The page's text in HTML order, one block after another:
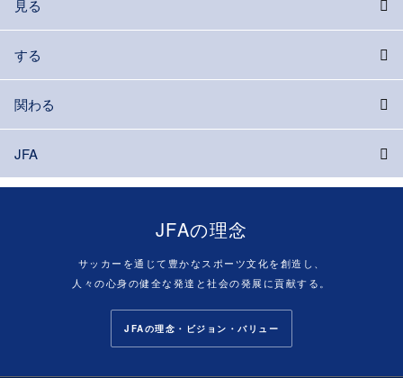
見る
する
関わる
JFA
JFAの理念
サッカーを通じて豊かなスポーツ文化を創造し、
人々の心身の健全な発達と社会の発展に貢献する。
JFAの理念・ビジョン・バリュー